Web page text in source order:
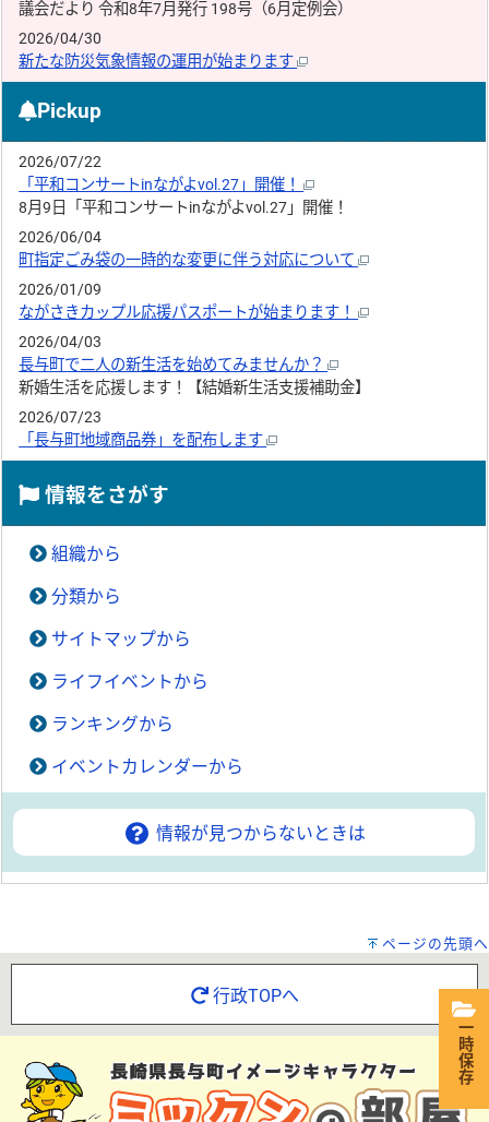
議会だより 令和8年7月発行 198号（6月定例会）
2026/04/30
新たな防災気象情報の運用が始まります
Pickup
2026/07/22
「平和コンサートinながよvol.27」開催！
8月9日「平和コンサートinながよvol.27」開催！
2026/06/04
町指定ごみ袋の一時的な変更に伴う対応について
2026/01/09
ながさきカップル応援パスポートが始まります！
2026/04/03
長与町で二人の新生活を始めてみませんか？
新婚生活を応援します！【結婚新生活支援補助金】
2026/07/23
「長与町地域商品券」を配布します
情報をさがす
組織から
分類から
サイトマップから
ライフイベントから
ランキングから
イベントカレンダーから
情報が見つからないときは
ページの先頭へ
行政TOPへ
一時保存